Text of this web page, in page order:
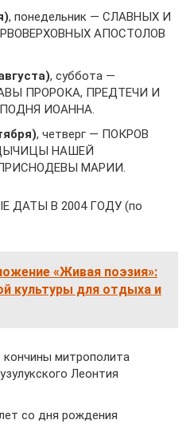
, понедельник — СЛАВНЫХ И
АПОСТОЛОВ
, суббота —
ПРОРОКА, ПРЕДТЕЧИ И
ИОАННА.
, четверг — ПОКРОВ
НАШЕЙ
МАРИИ.
В 2004 ГОДУ (по
«Живая поэзия»:
культуры для отдыха и
митрополита
Леонтия
со дня рождения